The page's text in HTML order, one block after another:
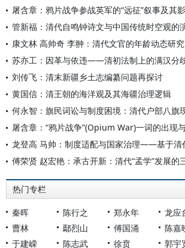
屠含章：鸦片战争参战英军的“远征”叙事及其
管新福：清代自鸣钟诗文与中国传统时空观的
康文林 高帅奇 李翀：清代文官的年龄动态研
苏亦工：因革与依违——清初法制上的满汉分
刘传飞：清末新疆乡土志编纂问题再探讨
黄国信：清王朝的海洋观及其海疆治理逻辑
何永智：旗民词讼与制度困境：清代户部八旗
傅荣贤 赵宏艳：承古开新：清代“孟学”发展的
热门专栏
秦晖 陈行之 郑永年 龙应
曹林
鄢烈山 傅国涌 陈嘉
于建嵘
陈志武 徐贲 郭宇